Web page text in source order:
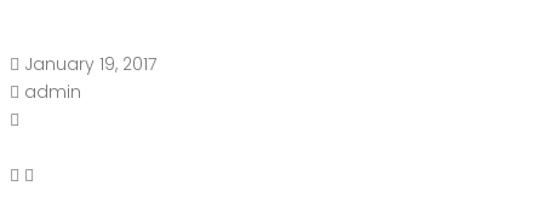
January 19, 2017
admin